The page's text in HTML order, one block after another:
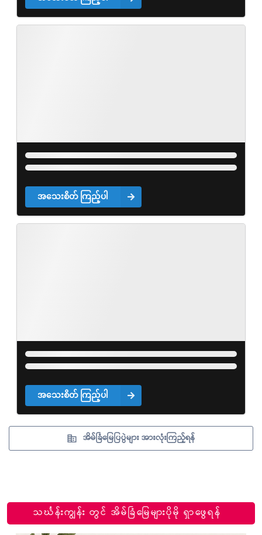
အသေးစိတ် ကြည့်ပါ
အသေးစိတ် ကြည့်ပါ
အိမ်ခြံမြေပြပွဲများ အားလုံးကြည့်ရန်
သင်္ဃန်းကျွန်း တွင် အိမ်ခြံမြေများပိုမို ရှာဖွေရန်